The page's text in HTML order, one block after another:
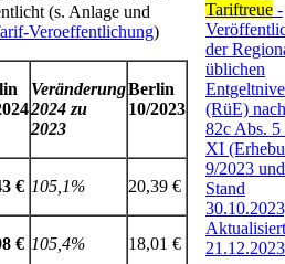
(s. Anlage und
Veroeffentlichung)
Veränderung
2024 zu
2023
Berlin
10/2023
€ 105,1% 20,39 €
€ 105,4% 18,01 €
Tariftreue -
der
üblichen
(RüE)
82c Abs.
XI
9/2023 und
Stand
21.12.2023